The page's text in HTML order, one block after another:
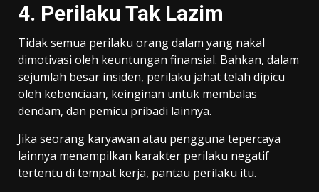
4. Perilaku Tak Lazim
Tidak semua perilaku orang dalam yang nakal
dimotivasi oleh keuntungan finansial. Bahkan, dalam
sejumlah besar insiden, perilaku jahat telah dipicu
oleh kebenciaan, keinginan untuk membalas
dendam, dan pemicu pribadi lainnya.
Jika seorang karyawan atau pengguna tepercaya
lainnya menampilkan karakter perilaku negatif
tertentu di tempat kerja, pantau perilaku itu.